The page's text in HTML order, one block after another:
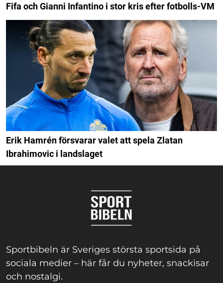
Fifa och Gianni Infantino i stor kris efter fotbolls-VM
Erik Hamrén försvarar valet att spela Zlatan
Ibrahimovic i landslaget
Sportbibeln är Sveriges största sportsida på
sociala medier – här får du nyheter, snackisar
och nostalgi.